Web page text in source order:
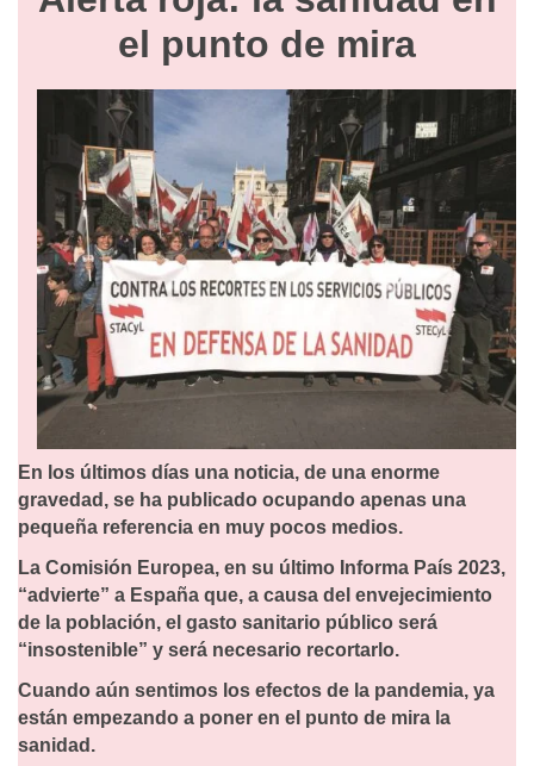
el punto de mira
En los últimos días una noticia, de una enorme
gravedad, se ha publicado ocupando apenas una
pequeña referencia en muy pocos medios.
La Comisión Europea, en su último Informa País 2023,
“advierte” a España que, a causa del envejecimiento
de la población, el gasto sanitario público será
“insostenible” y será necesario recortarlo.
Cuando aún sentimos los efectos de la pandemia, ya
están empezando a poner en el punto de mira la
sanidad.